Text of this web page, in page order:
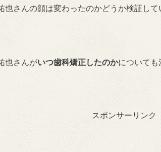
也さんの顔は変わったのかどうか検証して
也さんがいつ歯科矯正したのかについても
スポンサーリンク